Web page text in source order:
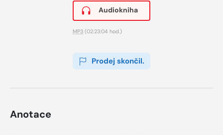
Audiokniha
MP3 (02:23:04 hod.)
Prodej skončil.
Anotace